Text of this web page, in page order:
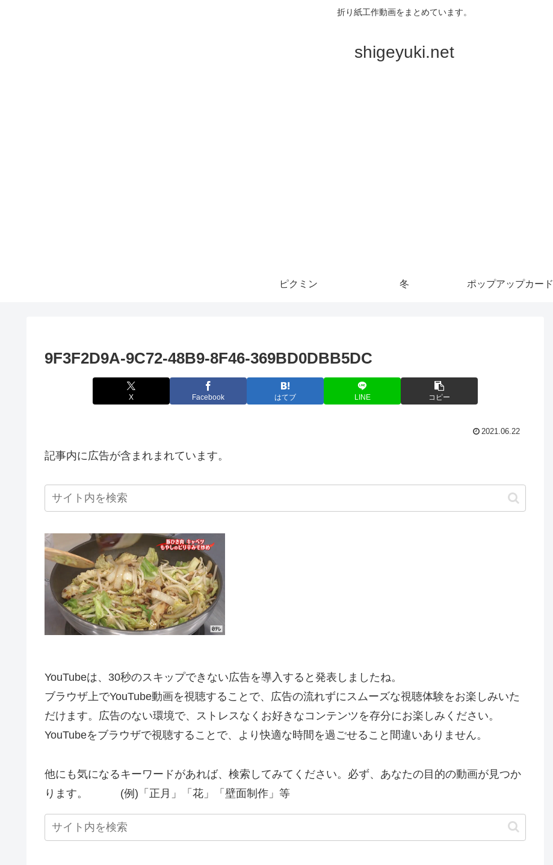
折り紙工作動画をまとめています。
shigeyuki.net
ピクミン 冬 ポップアップカード
9F3F2D9A-9C72-48B9-8F46-369BD0DBB5DC
X Facebook はてブ LINE コピー
2021.06.22
記事内に広告が含まれまれています。
YouTubeは、30秒のスキップできない広告を導入すると発表しましたね。
ブラウザ上でYouTube動画を視聴することで、広告の流れずにスムーズな視聴体験をお楽しみいた
だけます。広告のない環境で、ストレスなくお好きなコンテンツを存分にお楽しみください。
YouTubeをブラウザで視聴することで、より快適な時間を過ごせること間違いありません。
他にも気になるキーワードがあれば、検索してみてください。必ず、あなたの目的の動画が見つか
ります。 (例)「正月」「花」「壁面制作」等